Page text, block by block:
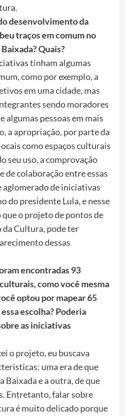
desenvolvimento da
traços em comum no
Quais?
tinham algumas
como por exemplo, a
em uma cidade, mas
sendo moradores
algumas pessoas em mais
a apropriação, por parte da
como espaços culturais
seu uso, a comprovação
de colaboração entre essas
de iniciativas
do presidente Lula, e nesse
que o projeto de pontos de
Cultura, pode ter
dessas
encontradas 93
como você mesma
optou por mapear 65
escolha? Poderia
as iniciativas
o projeto, eu buscava
uma era de que
Baixada e a outra, de que
Entretanto, falar sobre
é muito delicado porque